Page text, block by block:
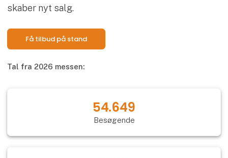
skaber nyt salg.
Få tilbud på stand
Tal fra 2026 messen:
54.649
Besøgende